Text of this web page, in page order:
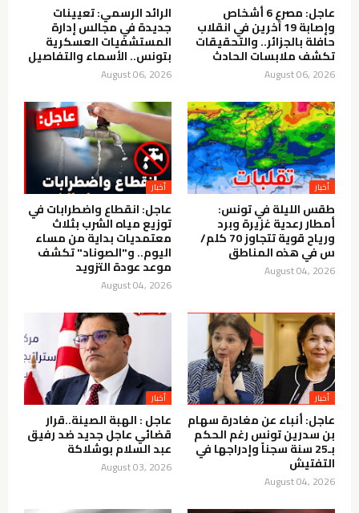
عاجل: مصرع 6 أشخاص
وإصابة 19 آخرين في انقلاب
حافلة بالجزائر.. والتحقيقات
تكشف ملابسات الحادث
August 06, 2026
الرائد الرسمي: تعيينات
جديدة في مجالس إدارة
المستشفيات العسكرية
بتونس.. الأسماء والتفاصيل
August 06, 2026
أخبار
طقس الليلة في تونس:
أمطار رعدية غزيرة وبرد
ورياح قوية تتجاوز 70 كلم/
س في هذه المناطق
August 04, 2026
أخبار
عاجل: انقطاع واضطرابات في
توزيع مياه الشرب بثلاث
معتمديات بداية من مساء
اليوم.. و"الصوناد" تكشف
موعد عودة التزويد
August 04, 2026
أخبار
عاجل: أنباء عن مغادرة سهام
بن سدرين تونس رغم الحكم
بـ25 سنة سجناً وإدراجها في
التفتيش
August 04, 2026
أخبار
عاجل : الهبة الصينة..قرار
قضائي عاجل جديد ضد رفيق
عبد السلام بوشلاكة
August 03, 2026